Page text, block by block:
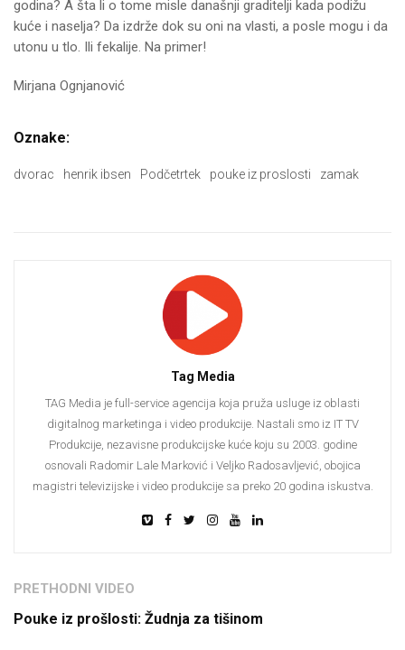
godina? A šta li o tome misle današnji graditelji kada podižu
kuće i naselja? Da izdrže dok su oni na vlasti, a posle mogu i da
utonu u tlo. Ili fekalije. Na primer!
Mirjana Ognjanović
Oznake:
dvorac henrik ibsen Podčetrtek pouke iz proslosti zamak
Tag Media
TAG Media je full-service agencija koja pruža usluge iz oblasti
digitalnog marketinga i video produkcije. Nastali smo iz IT TV
Produkcije, nezavisne produkcijske kuće koju su 2003. godine
osnovali Radomir Lale Marković i Veljko Radosavljević, obojica
magistri televizijske i video produkcije sa preko 20 godina iskustva.
PRETHODNI VIDEO
Pouke iz prošlosti: Žudnja za tišinom